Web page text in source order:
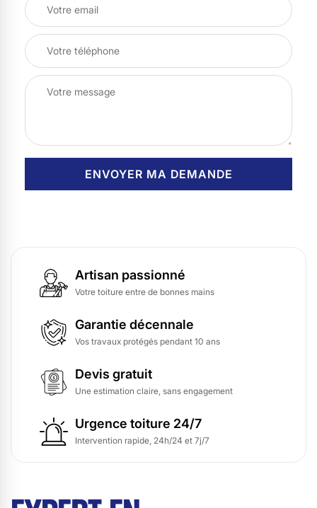
Artisan passionné
Votre toiture entre de bonnes mains
Garantie décennale
Vos travaux protégés pendant 10 ans
Devis gratuit
Une estimation claire, sans engagement
Urgence toiture 24/7
Intervention rapide, 24h/24 et 7j/7